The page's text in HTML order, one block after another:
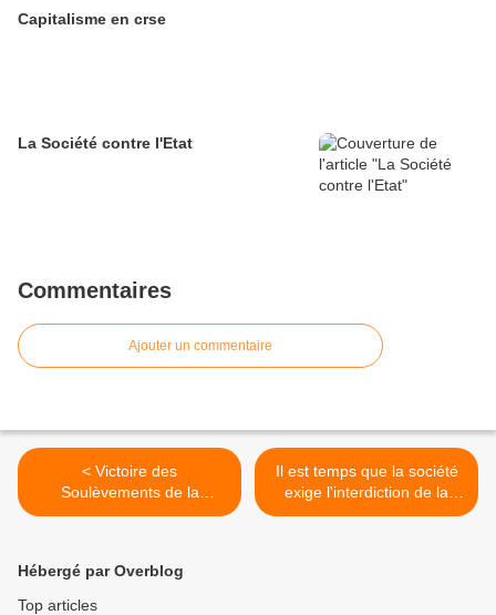
Capitalisme en crse
La Société contre l'Etat
Commentaires
Ajouter un commentaire
< Victoire des
Soulèvements de la
Terre....................................
Il est temps que la société
exige l'interdiction de la
privatisation de l'eau >
Hébergé par Overblog
Top articles